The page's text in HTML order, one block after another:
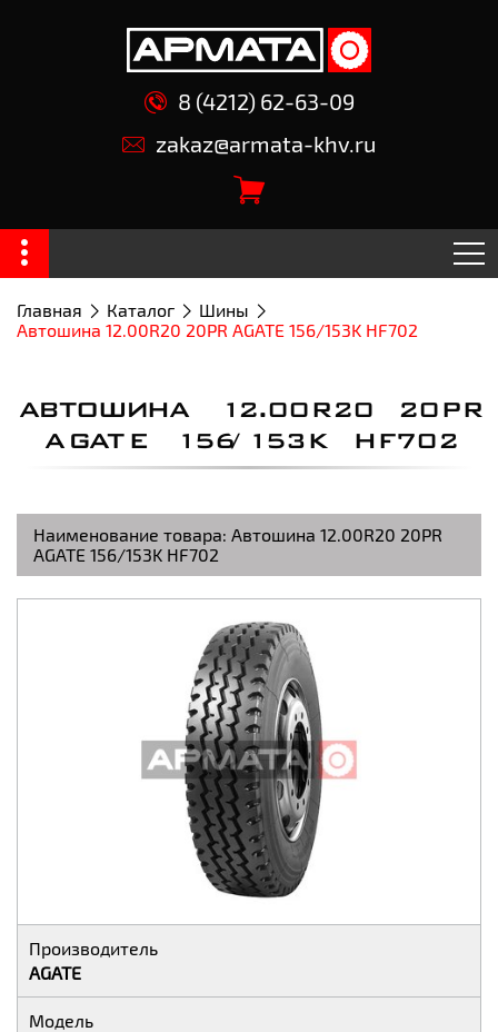
8 (4212) 62-63-09
zakaz@armata-khv.ru
Главная Каталог
Шины
Автошина 12.00R20 20PR AGATE 156/153K HF702
АВТОШИНА 12.00R20 20PR
AGATE 156/153K HF702
Наименование товара: Автошина 12.00R20 20PR
AGATE 156/153K HF702
Производитель
AGATE
Модель